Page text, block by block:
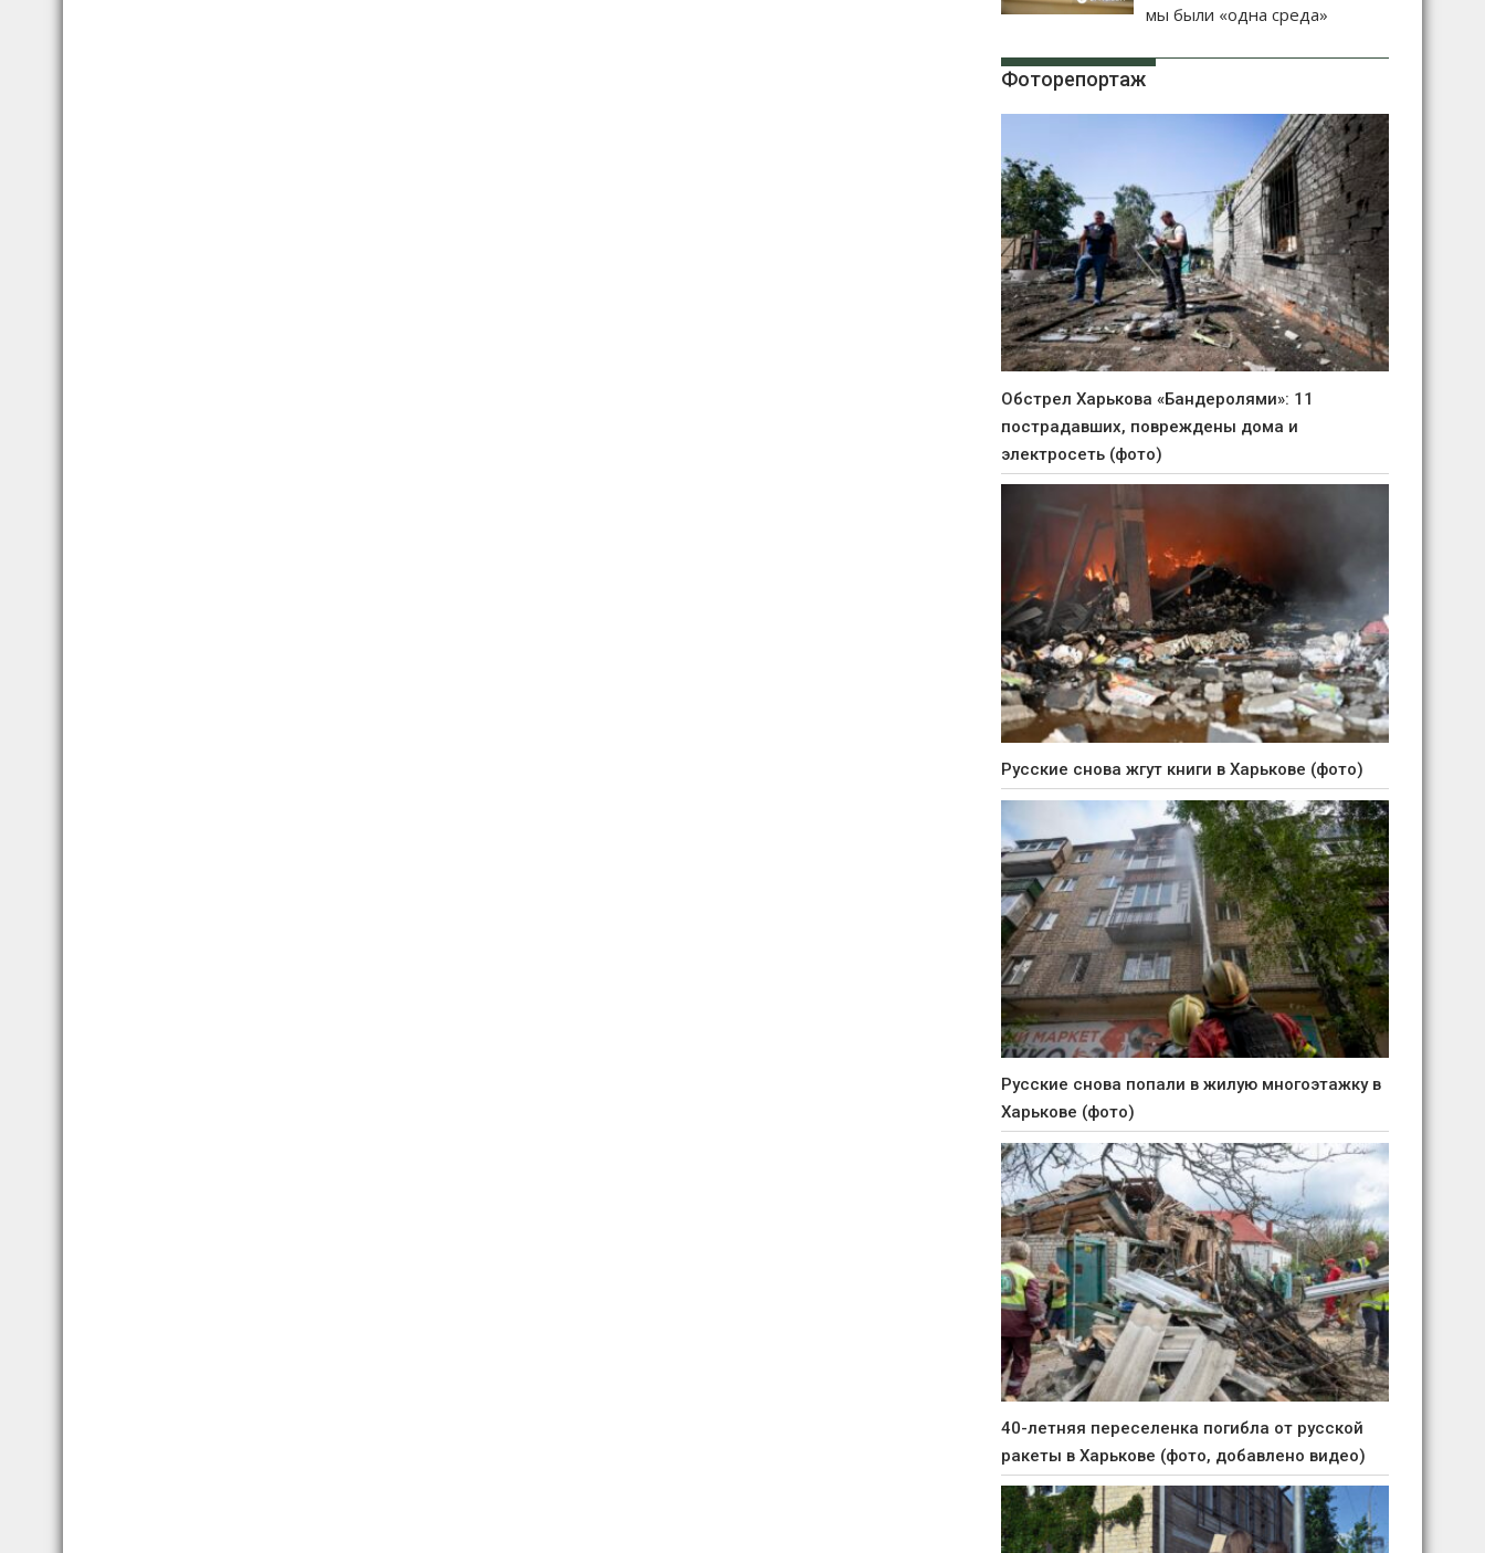
мы были «одна среда»
Фоторепортаж
Обстрел Харькова «Бандеролями»: 11
пострадавших, повреждены дома и
электросеть (фото)
Русские снова жгут книги в Харькове (фото)
Русские снова попали в жилую многоэтажку в
Харькове (фото)
40-летняя переселенка погибла от русской
ракеты в Харькове (фото, добавлено видео)